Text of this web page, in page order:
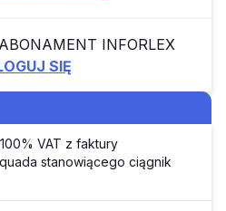
INFORLEX
SIĘ
VAT z faktury
stanowiącego ciągnik